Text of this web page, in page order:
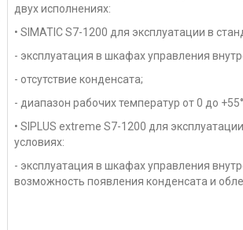
двух исполнениях:
• SIMATIC S7-1200 для эксплуатации в
- эксплуатация в шкафах управления
- отсутствие конденсата;
- диапазон рабочих температур от 0 до
• SIPLUS extreme S7-1200 для
условиях:
- эксплуатация в шкафах управления
возможность появления конденсата и